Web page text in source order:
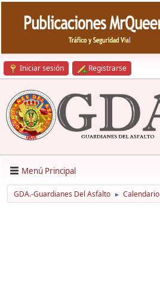
Iniciar sesión Registrarse
Menú Principal
GDA.-Guardianes Del Asfalto ► Calendario